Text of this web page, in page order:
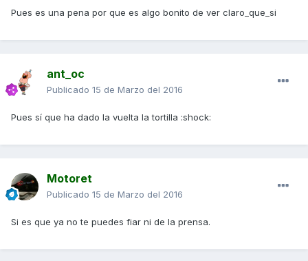
Pues es una pena por que es algo bonito de ver claro_que_si
ant_oc
Publicado 15 de Marzo del 2016
Pues sí que ha dado la vuelta la tortilla :shock:
Motoret
Publicado 15 de Marzo del 2016
Si es que ya no te puedes fiar ni de la prensa.